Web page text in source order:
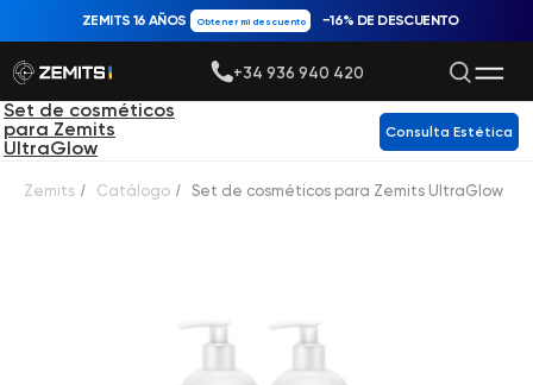
Obtener mi descuento
ZEMITS 16 AÑOS −16% DE DESCUENTO
+34 936 940 420
Set de cosméticos
para Zemits
UltraGlow
Consulta Estética
Zemits / Catálogo / Set de cosméticos para Zemits UltraGlow